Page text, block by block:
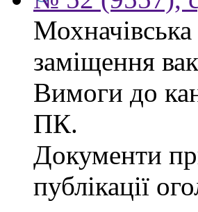
заміщення
Вимоги до
ПК.
Документи
публікації